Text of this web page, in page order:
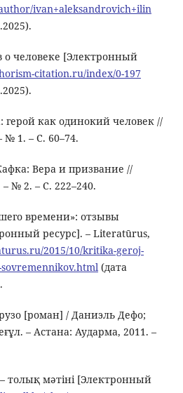
ivan+aleksandrovich+ilin
о человеке [Электронный
citation.ru/index/0-197
как одинокий человек //
№ 1. – С. 60–74.
Вера и призвание //
– № 2. – С. 222–240.
времени»: отзывы
ресурс]. – Literatūrus,
2015/10/kritika-geroj-
(дата
[роман] / Даниэль Дефо;
– Астана: Аударма, 2011. –
толық мәтіні [Электронный